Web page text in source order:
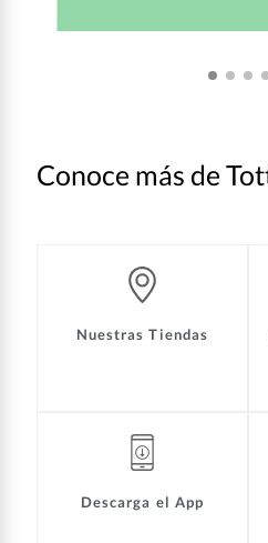
Conoce más de
Nuestras Tiendas
Descarga el App